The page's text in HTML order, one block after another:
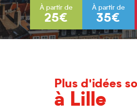
À partir de
25€
À partir de
35€
Plus d'idées
à Lille